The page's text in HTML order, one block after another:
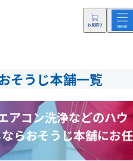
そうじ本舗一覧
アコン洗浄などのハウ
らおそうじ本舗にお任